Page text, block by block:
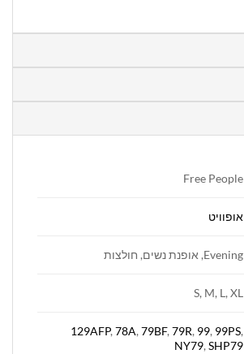
Free People
אופוויט
Evening, אופנת נשים, חולצות
S, M, L, XL
129AFP, 78A, 79BF, 79R, 99, 99PS,
NY79, SHP79